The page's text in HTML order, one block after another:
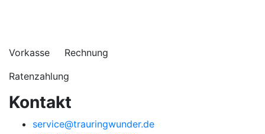
Vorkasse Rechnung
Ratenzahlung
Kontakt
service@trauringwunder.de